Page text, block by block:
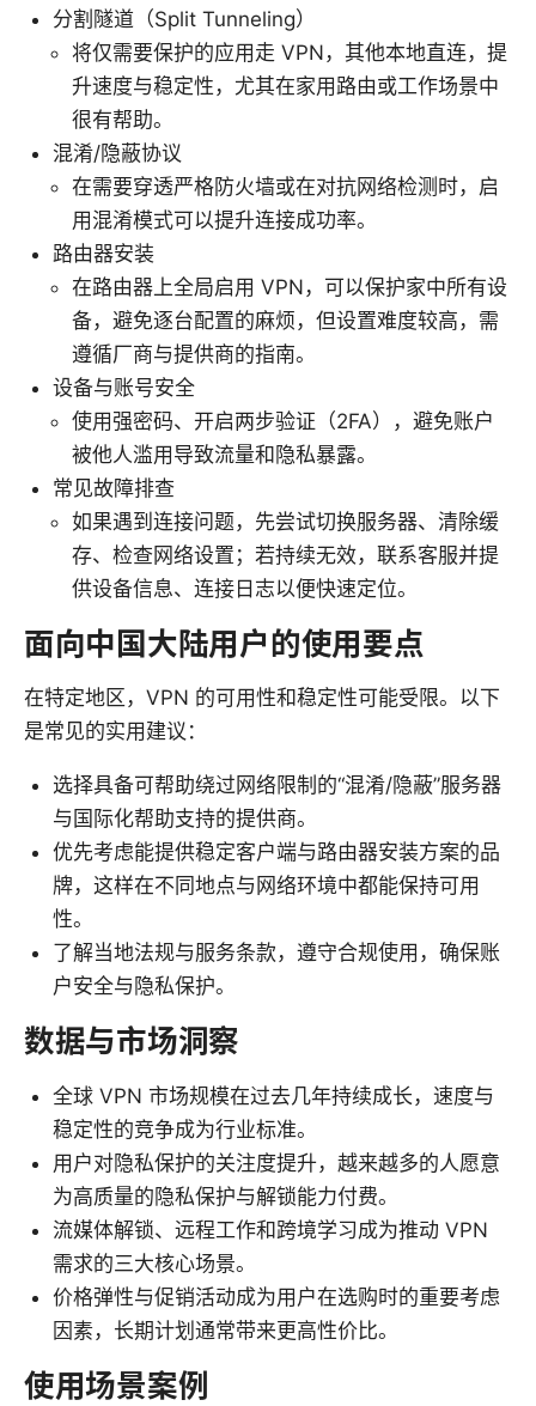
分割隧道（Split Tunneling）
将仅需要保护的应用走 VPN，其他本地直连，提
升速度与稳定性，尤其在家用路由或工作场景中
很有帮助。
混淆/隐蔽协议
在需要穿透严格防火墙或在对抗网络检测时，启
用混淆模式可以提升连接成功率。
路由器安装
在路由器上全局启用 VPN，可以保护家中所有设
备，避免逐台配置的麻烦，但设置难度较高，需
遵循厂商与提供商的指南。
设备与账号安全
使用强密码、开启两步验证（2FA），避免账户
被他人滥用导致流量和隐私暴露。
常见故障排查
如果遇到连接问题，先尝试切换服务器、清除缓
存、检查网络设置；若持续无效，联系客服并提
供设备信息、连接日志以便快速定位。
面向中国大陆用户的使用要点
在特定地区，VPN 的可用性和稳定性可能受限。以下
是常见的实用建议：
选择具备可帮助绕过网络限制的“混淆/隐蔽”服务器
与国际化帮助支持的提供商。
优先考虑能提供稳定客户端与路由器安装方案的品
牌，这样在不同地点与网络环境中都能保持可用
性。
了解当地法规与服务条款，遵守合规使用，确保账
户安全与隐私保护。
数据与市场洞察
全球 VPN 市场规模在过去几年持续成长，速度与
稳定性的竞争成为行业标准。
用户对隐私保护的关注度提升，越来越多的人愿意
为高质量的隐私保护与解锁能力付费。
流媒体解锁、远程工作和跨境学习成为推动 VPN
需求的三大核心场景。
价格弹性与促销活动成为用户在选购时的重要考虑
因素，长期计划通常带来更高性价比。
使用场景案例